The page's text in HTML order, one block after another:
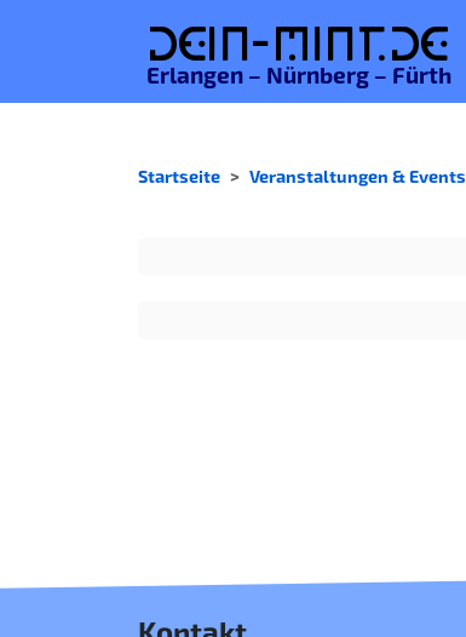
Dein-MINT.de
Erlangen – Nürnberg – Fürth
Startseite Veranstaltungen & Events